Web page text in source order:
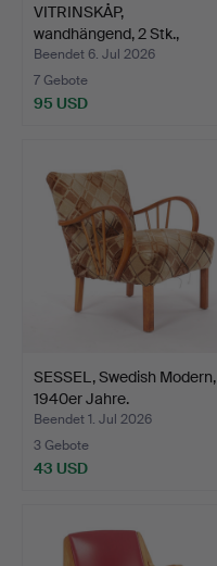
VITRINSKÅP,
wandhängend, 2 Stk.,
teakfurni…
Beendet 6. Jul 2026
7 Gebote
95 USD
SESSEL, Swedish Modern,
1940er Jahre.
Beendet 1. Jul 2026
3 Gebote
43 USD